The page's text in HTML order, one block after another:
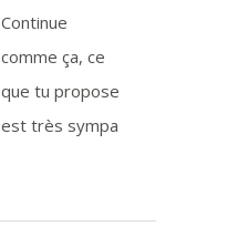
Continue
comme ça, ce
que tu propose
est très sympa